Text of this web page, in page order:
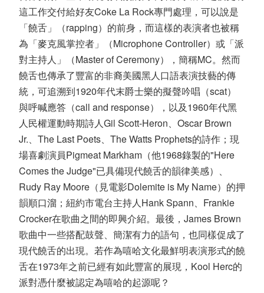
這工作交付給好友Coke La Rock專門處理，可以說是
「饒舌」（rapping）的前身，而這樣的表演者也被稱
為「麥克風掌控者」（Microphone Controller）或「派
對主持人」（Master of Ceremony），簡稱MC。然而
饒舌也傳承了豐富的非裔美國黑人口語表演技藝的傳
統，可追溯到1920年代末爵士樂的擬聲吟唱（scat）
與呼喊應答（call and response），以及1960年代黑
人民權運動時期詩人Gil Scott-Heron、Oscar Brown
Jr.、The Last Poets、The Watts Prophets的詩作；現
場喜劇演員Pigmeat Markham（他1968錄製的"Here
Comes the Judge"已具備現代饒舌的韻律美感）、
Rudy Ray Moore（見電影Dolemite is My Name）的押
韻順口溜；紐約市電台主持人Hank Spann、Frankie
Crocker在歌曲之間的即興介紹。最後，James Brown
歌曲中一些搭配鼓聲、簡潔有力的語句，也同樣促成了
現代饒舌的出現。若作為嘻哈文化最鮮明表演形式的饒
舌在1973年之前已經有如此豐富的展現，Kool Herc的
派對憑什麼被認定為嘻哈的起源呢？